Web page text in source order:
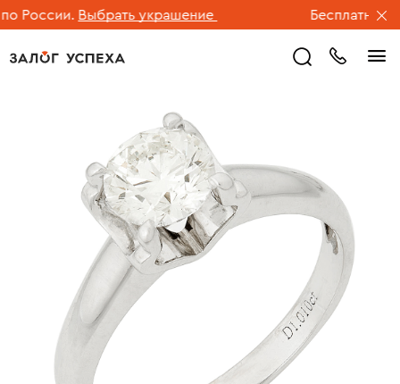
России. Выбрать украшение Бесплатная